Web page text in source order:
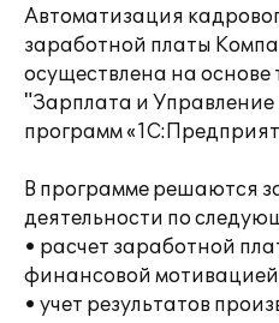
Автоматизация
заработной платы
осуществлена на
"Зарплата и
программ
В программе решаются
деятельности по
• расчет заработной
финансовой
• учет результатов